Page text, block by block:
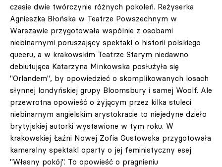
czasie dwie twórczynie różnych pokoleń. Reżyserka
Agnieszka Błońska w Teatrze Powszechnym w
Warszawie przygotowała wspólnie z osobami
niebinarnymi poruszający spektakl o historii polskiego
queeru, a w krakowskim Teatrze Starym niedawno
debiutująca Katarzyna Minkowska posłużyła się
"Orlandem", by opowiedzieć o skomplikowanych losach
słynnej londyńskiej grupy Bloomsbury i samej Woolf. Ale
przewrotna opowieść o żyjącym przez kilka stuleci
niebinarnym angielskim arystokracie to niejedyne dzieło
brytyjskiej autorki wystawione w tym roku. W
krakowskiej Łaźni Nowej Zofia Gustowska przygotowała
kameralny spektakl oparty o jej feministyczny esej
"Własny pokój". To opowieść o pragnieniu